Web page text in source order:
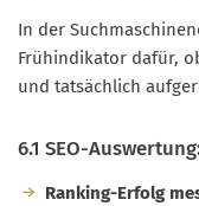
In der
Frühindikator dafür,
und tatsächlich
6.1 SEO-
Ranking-Erfolg